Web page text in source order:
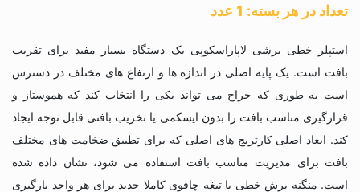
تعداد در هر بسته: 1 عدد
استپلر خطی برشی لاپاراسکوپی یک دستگاه بسیار مفید برای تقریب
بافت است. یک پایه اصلی در اندازه ها و ارتفاع های مختلف در دسترس
است به طوری که جراح می تواند یکی را انتخاب کند که هموستاز و
قرارگیری مناسب بافت را بدون ایسکمی یا تخریب بافتی قابل توجه ایجاد
کند. ابعاد اصلی کارتریج های اصلی که برای تطبیق ضخامت های مختلف
بافت برای مدیریت مناسب بافت استفاده می شود، نشان داده شده
است. منگنه برش خطی با تیغه چاقوی کاملا جدید برای هر واحد بارگیری